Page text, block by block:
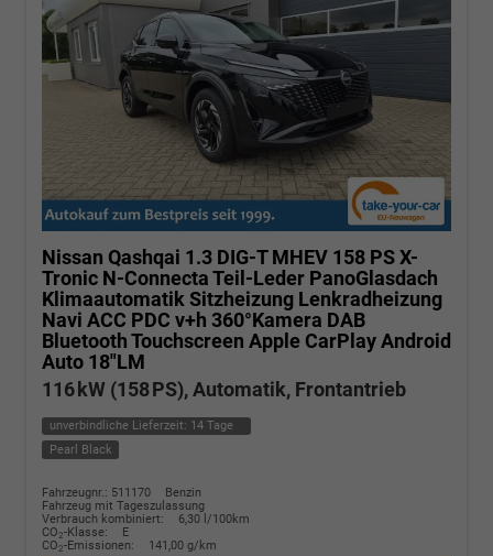
Nissan Qashqai 1.3 DIG-T MHEV 158 PS X-
Tronic N-Connecta Teil-Leder PanoGlasdach
Klimaautomatik Sitzheizung Lenkradheizung
Navi ACC PDC v+h 360°Kamera DAB
Bluetooth Touchscreen Apple CarPlay Android
Auto 18"LM
116 kW (158 PS), Automatik, Frontantrieb
unverbindliche Lieferzeit: 14 Tage
Pearl Black
Fahrzeugnr.: 511170
Benzin
Fahrzeug mit Tageszulassung
Verbrauch kombiniert:
6,30 l/100km
CO2-Klasse:
E
CO2-Emissionen: 141,00 g/km